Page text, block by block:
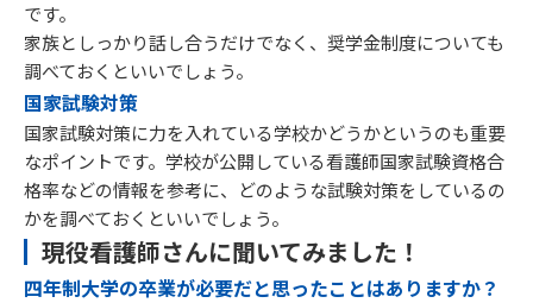
です。
家族としっかり話し合うだけでなく、奨学金制度についても
調べておくといいでしょう。
国家試験対策
国家試験対策に力を入れている学校かどうかというのも重要
なポイントです。学校が公開している看護師国家試験資格合
格率などの情報を参考に、どのような試験対策をしているの
かを調べておくといいでしょう。
現役看護師さんに聞いてみました！
四年制大学の卒業が必要だと思ったことはありますか？